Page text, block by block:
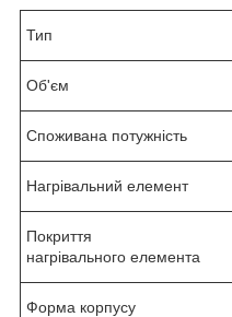
Тип
Об'єм
Споживана потужність
Нагрівальний елемент
Покриття
нагрівального елемента
Форма корпусу